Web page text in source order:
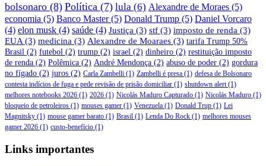
bolsonaro (8) Política (7) lula (6) Alexandre de Moraes (5)
economia (5) Banco Master(5) Donald Trump (5) Daniel Vorcaro
(4) elon musk (4) saúde (4) Justiça (3) stf (3) imposto de renda (3)
EUA (3) medicina (3) Alexandre de Moaraes (3) tarifa Trump 50%
Brasil (2) futebol (2) trump (2) israel (2) dinheiro (2) restituição imposto
de renda (2) Polêmica (2) André Mendonça (2) abuso de poder (2) gordura
no fígado (2) juros (2) Carla Zambelli (1) Zambelli é presa (1) defesa de Bolsonaro
contesta indícios de fuga e pede revisão de prisão domiciliar (1) shutdown alert(1)
melhores notebooks 2026 (1) 2026 (1) Nicolás Maduro Capturado (1) Nicolás Maduro (1)
bloqueio de petroleiros (1) mouses gamer (1) Venezuela (1) Donald Trup (1) Lei
Magnitsky (1) mouse gamer barato (1) Brasil (1) Lenda Do Rock (1) melhores mouses
gamer 2026 (1) custo-benefício (1)
Links importantes